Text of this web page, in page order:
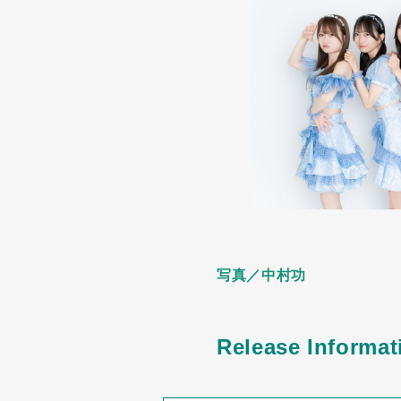
写真／中村功
Release